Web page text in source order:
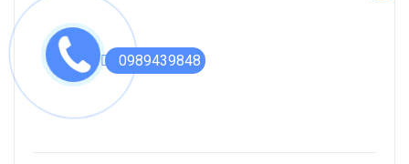
0989439848